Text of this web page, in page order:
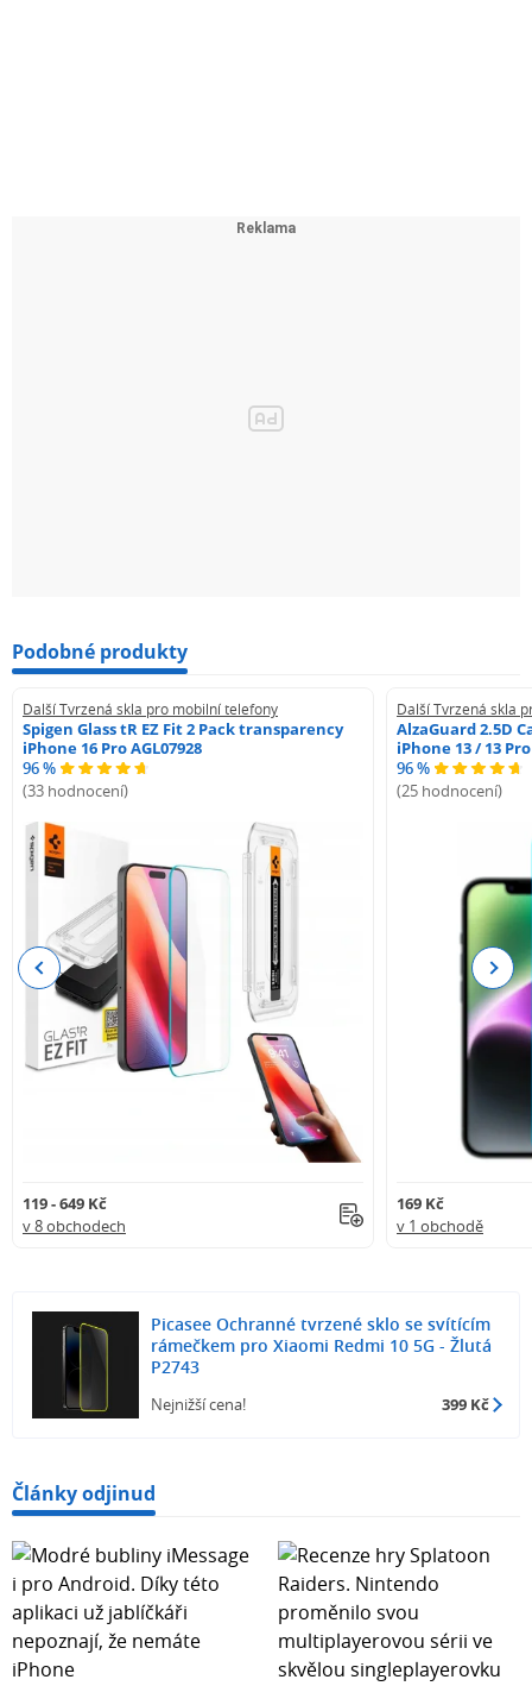
Podobné produkty
Další Tvrzená skla pro mobilní telefony
Spigen Glass tR EZ Fit 2 Pack transparency
iPhone 16 Pro AGL07928
96 %
(33 hodnocení)
119 - 649 Kč
v 8 obchodech
Další Tvrzená skla
AlzaGuard 2.5D
iPhone 13 / 13 Pro
96 %
(25 hodnocení)
169 Kč
v 1 obchodě
Previous Next
Picasee Ochranné tvrzené sklo se svítícím
rámečkem pro Xiaomi Redmi 10 5G - Žlutá
P2743
Nejnižší cena! 399 Kč
Články odjinud